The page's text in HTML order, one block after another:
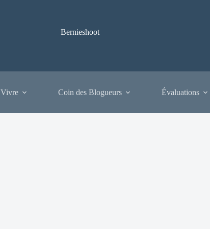
Bernieshoot
Coin des Blogueurs Évaluations